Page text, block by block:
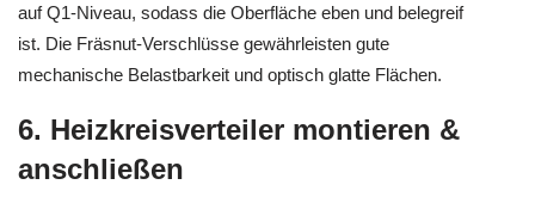
auf Q1-Niveau, sodass die Oberfläche eben und belegreif
ist. Die Fräsnut-Verschlüsse gewährleisten gute
mechanische Belastbarkeit und optisch glatte Flächen.
6. Heizkreisverteiler montieren &
anschließen